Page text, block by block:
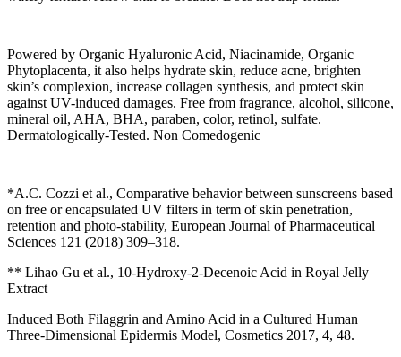
Powered by Organic Hyaluronic Acid, Niacinamide, Organic
Phytoplacenta, it also helps hydrate skin, reduce acne, brighten
skin’s complexion, increase collagen synthesis, and protect skin
against UV-induced damages. Free from fragrance, alcohol, silicone,
mineral oil, AHA, BHA, paraben, color, retinol, sulfate.
Dermatologically-Tested. Non Comedogenic
*A.C. Cozzi et al., Comparative behavior between sunscreens based
on free or encapsulated UV filters in term of skin penetration,
retention and photo-stability, European Journal of Pharmaceutical
Sciences 121 (2018) 309–318.
** Lihao Gu et al., 10-Hydroxy-2-Decenoic Acid in Royal Jelly
Extract
Induced Both Filaggrin and Amino Acid in a Cultured Human
Three-Dimensional Epidermis Model, Cosmetics 2017, 4, 48.